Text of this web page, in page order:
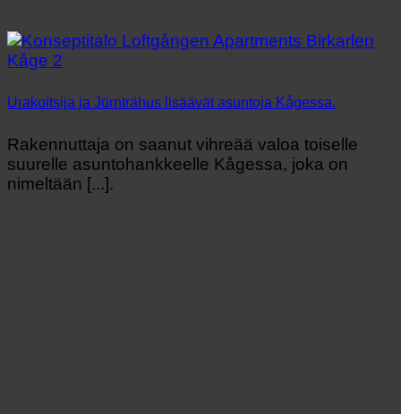
Urakoitsija ja Jörnträhus lisäävät asuntoja Kågessa.
Rakennuttaja on saanut vihreää valoa toiselle
suurelle asuntohankkeelle Kågessa, joka on
nimeltään [...].